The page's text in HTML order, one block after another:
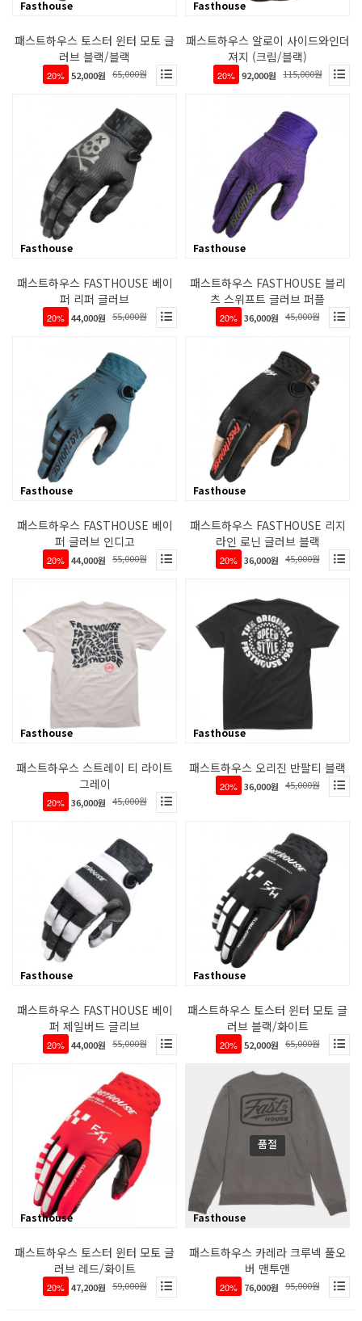
Fasthouse
패스트하우스 토스터 윈터 모토 글
러브 블랙/블랙
20% 52,000원 65,000원
Fasthouse
패스트하우스 알로이 사이드와인더
져지 (크림/블랙)
20% 92,000원 115,000원
Fasthouse
패스트하우스 FASTHOUSE 베이
퍼 리퍼 글러브
20% 44,000원 55,000원
Fasthouse
패스트하우스 FASTHOUSE 블리
츠 스위프트 글러브 퍼플
20% 36,000원 45,000원
Fasthouse
패스트하우스 FASTHOUSE 베이
퍼 글러브 인디고
20% 44,000원 55,000원
Fasthouse
패스트하우스 FASTHOUSE 리지
라인 로닌 글러브 블랙
20% 36,000원 45,000원
Fasthouse
패스트하우스 스트레이 티 라이트
그레이
20% 36,000원 45,000원
Fasthouse
패스트하우스 오리진 반팔티 블랙
20% 36,000원 45,000원
Fasthouse
패스트하우스 FASTHOUSE 베이
퍼 제일버드 글리브
20% 44,000원 55,000원
Fasthouse
패스트하우스 토스터 윈터 모토 글
러브 블랙/화이트
20% 52,000원 65,000원
Fasthouse
패스트하우스 토스터 윈터 모토 글
러브 레드/화이트
20% 47,200원 59,000원
품절
Fasthouse
패스트하우스 카레라 크루넥 풀오
버 맨투맨
20% 76,000원 95,000원